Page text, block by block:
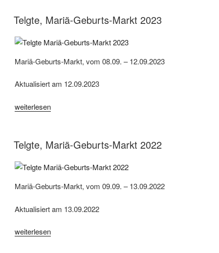
Markt
2024“
Telgte, Mariä-Geburts-Markt 2023
Mariä-Geburts-Markt, vom 08.09. – 12.09.2023
Aktualisiert am 12.09.2023
„Telgte,
Markt
2023“
weiterlesen
Telgte, Mariä-Geburts-Markt 2022
Mariä-Geburts-Markt, vom 09.09. – 13.09.2022
Aktualisiert am 13.09.2022
„Telgte,
weiterlesen